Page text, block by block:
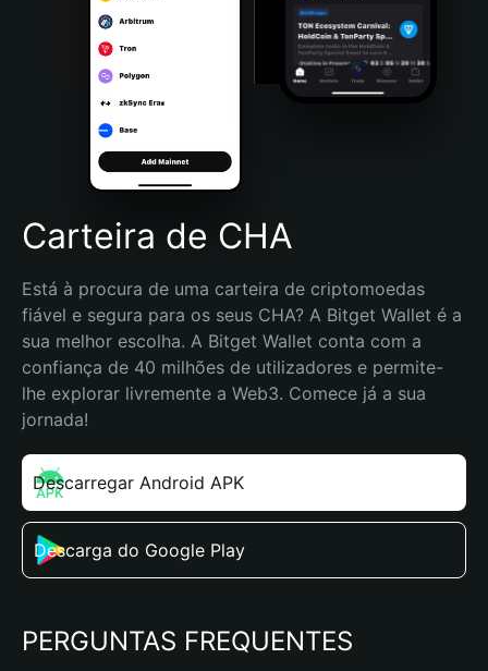
Bahasa Indonesia
Português (Brasil)
Español (Argentina)
Carteira de CHA
Está à procura de uma carteira de criptomoedas
fiável e segura para os seus CHA? A Bitget Wallet é a
sua melhor escolha. A Bitget Wallet conta com a
confiança de 40 milhões de utilizadores e permite-
lhe explorar livremente a Web3. Comece já a sua
jornada!
Descarregar Android APK
Descarga do Google Play
PERGUNTAS FREQUENTES